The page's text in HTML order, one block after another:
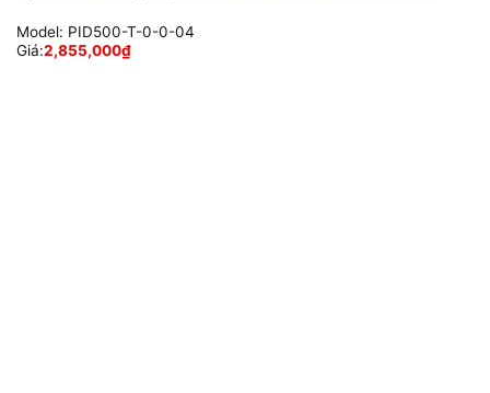
Model: PID500-T-0-0-04
Giá:2,855,000₫